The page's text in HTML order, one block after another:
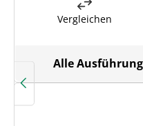
Vergleichen
Alle